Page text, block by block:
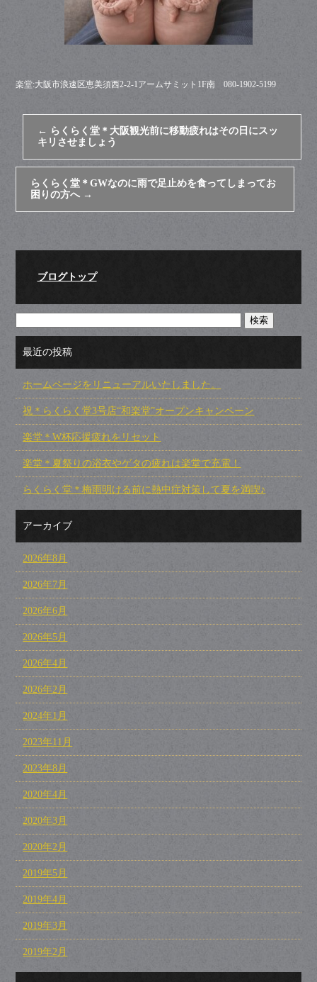
楽堂:大阪市浪速区恵美須西2-2-1アームサミット1F南 080-1902-5199
← らくらく堂＊大阪観光前に移動疲れはその日にスッ
キリさせましょう
らくらく堂＊GWなのに雨で足止めを食ってしまってお
困りの方へ →
ブログトップ
最近の投稿
ホームページをリニューアルいたしました。
祝＊らくらく堂3号店“和楽堂”オープンキャンペーン
楽堂＊W杯応援疲れをリセット
楽堂＊夏祭りの浴衣やゲタの疲れは楽堂で充電！
らくらく堂＊梅雨明ける前に熱中症対策して夏を満喫♪
アーカイブ
2026年8月
2026年7月
2026年6月
2026年5月
2026年4月
2026年2月
2024年1月
2023年11月
2023年8月
2020年4月
2020年3月
2020年2月
2019年5月
2019年4月
2019年3月
2019年2月